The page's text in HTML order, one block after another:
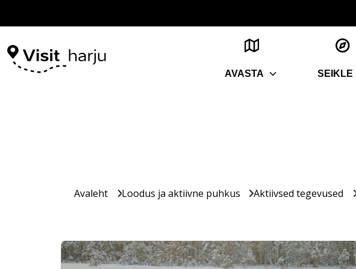
AVASTA SEIKLE
Avaleht Loodus ja aktiivne puhkus Aktiivsed tegevused